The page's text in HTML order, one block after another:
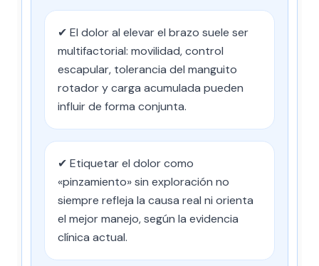
✔ El dolor al elevar el brazo suele ser
multifactorial: movilidad, control
escapular, tolerancia del manguito
rotador y carga acumulada pueden
influir de forma conjunta.
✔ Etiquetar el dolor como
«pinzamiento» sin exploración no
siempre refleja la causa real ni orienta
el mejor manejo, según la evidencia
clínica actual.